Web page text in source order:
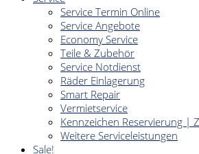
Service Termin Online
Service Angebote
Economy Service
Teile & Zubehör
Service Notdienst
Räder Einlagerung
Smart Repair
Vermietservice
Kennzeichen Reservierung |
Weitere Serviceleistungen
Sale!